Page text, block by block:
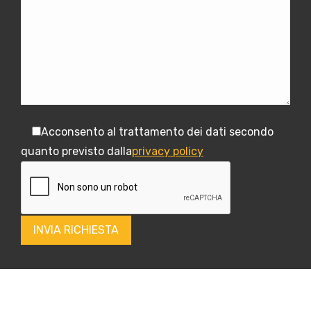
Acconsento al trattamento dei dati secondo
quanto previsto dallaprivacy policy